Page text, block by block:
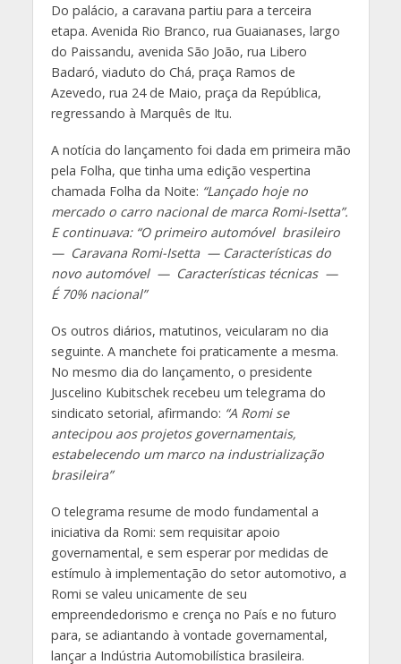
Do palácio, a caravana partiu para a terceira
etapa. Avenida Rio Branco, rua Guaianases, largo
do Paissandu, avenida São João, rua Libero
Badaró, viaduto do Chá, praça Ramos de
Azevedo, rua 24 de Maio, praça da República,
regressando à Marquês de Itu.
A notícia do lançamento foi dada em primeira mão
pela Folha, que tinha uma edição vespertina
chamada Folha da Noite: “Lançado hoje no
mercado o carro nacional de marca Romi-Isetta”.
E continuava: “O primeiro automóvel brasileiro
— Caravana Romi-Isetta — Características do
novo automóvel — Características técnicas —
É 70% nacional”
Os outros diários, matutinos, veicularam no dia
seguinte. A manchete foi praticamente a mesma.
No mesmo dia do lançamento, o presidente
Juscelino Kubitschek recebeu um telegrama do
sindicato setorial, afirmando: “A Romi se
antecipou aos projetos governamentais,
estabelecendo um marco na industrialização
brasileira”
O telegrama resume de modo fundamental a
iniciativa da Romi: sem requisitar apoio
governamental, e sem esperar por medidas de
estímulo à implementação do setor automotivo, a
Romi se valeu unicamente de seu
empreendedorismo e crença no País e no futuro
para, se adiantando à vontade governamental,
lançar a Indústria Automobilística brasileira.